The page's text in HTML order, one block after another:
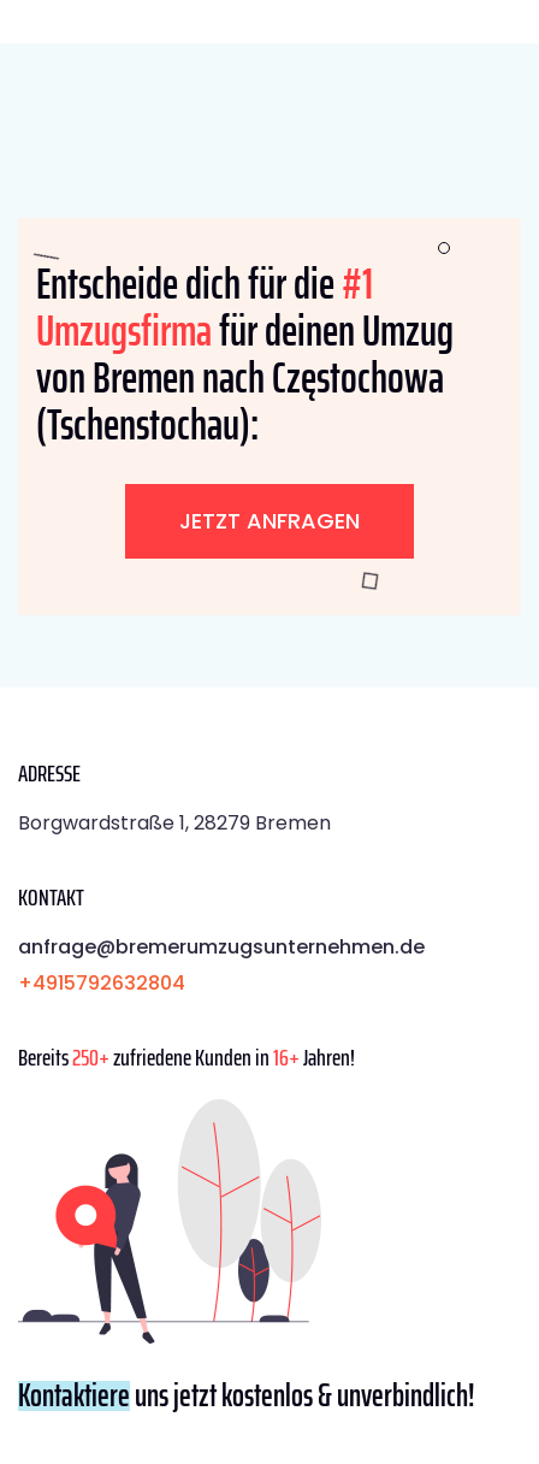
Entscheide dich für die#1
Umzugsfirmafür deinen Umzug
von Bremen nach Częstochowa
(Tschenstochau):
JETZT ANFRAGEN
ADRESSE
Borgwardstraße 1, 28279 Bremen
KONTAKT
anfrage@bremerumzugsunternehmen.de
+4915792632804
Bereits250+zufriedene Kunden in16+Jahren!
Kontaktiereuns jetzt kostenlos & unverbindlich!